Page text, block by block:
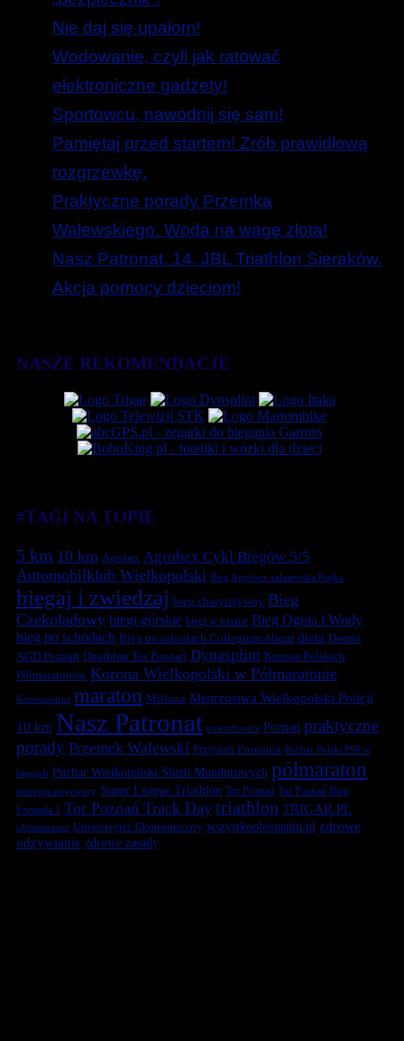
Nie daj się upałom!
Wodowanie, czyli jak ratować
elektroniczne gadżety!
Sportowcu, nawodnij się sam!
Pamiętaj przed startem! Zrób prawidłową
rozgrzewkę.
Praktyczne porady Przemka
Walewskiego. Woda na wagę złota!
Nasz Patronat. 14. JBL Triathlon Sieraków.
Akcja pomocy dzieciom!
NASZE REKOMENDACJE
#TAGI NA TOPIE
5 km 10 km Agrobex Agrobex Cykl Biegów 5/5
Automobilklub Wielkopolski Bieg Agrobex zalasewska Piątka
biegaj i zwiedzaj bieg charytatywny Bieg
Czekoladowy biegi górskie biegi w terenie Bieg Ognia i Wody
bieg po schodach Bieg po schodach Collegium Altum dieta Domix
AGD Poznań Duathlon Tor Poznań Dynasplint Korona Polskich
Półmaratonów Korona Wielkopolski w Półmaratonie
Koronawirus maraton Millano Mistrzostwa Wielkopolski Policji
10 km Nasz Patronat nawodnienie Poznań praktyczne
porady Przemek Walewski Przystań Posnania Puchar Polski PSP w
biegach Puchar Wielkopolski Służb Mundurowych półmaraton
strategia zwycięzcy Super League Triathlon Tor Poznań Tor Poznań Bieg
Formuła 1 Tor Poznań Track Day triathlon TRIGAR.PL
ultramaraton Uniwersytet Ekonomiczny wszystkoobieganiu.pl zdrowe
odżywianie zdrowe zasady